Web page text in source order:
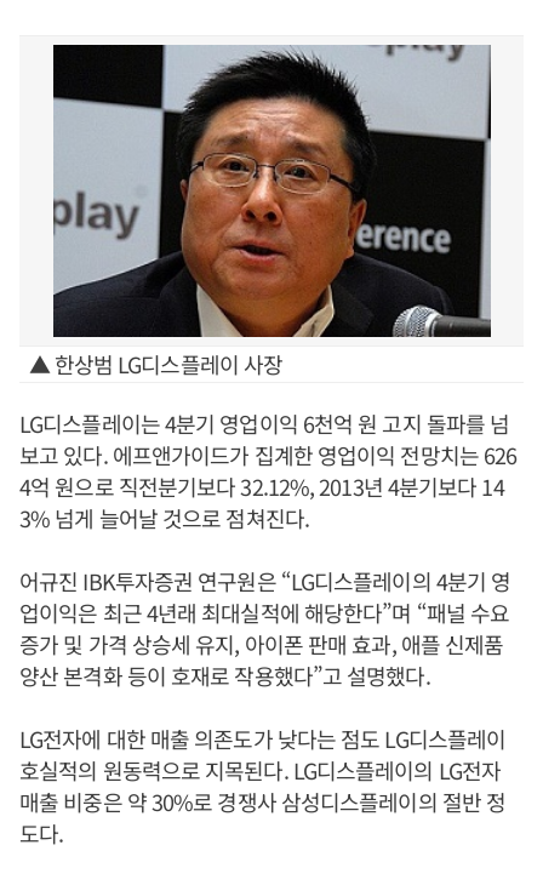
▲ 한상범 LG디스플레이 사장
LG디스플레이는 4분기 영업이익 6천억 원 고지 돌파를 넘
보고 있다. 에프앤가이드가 집계한 영업이익 전망치는 626
4억 원으로 직전분기보다 32.12%, 2013년 4분기보다 14
3% 넘게 늘어날 것으로 점쳐진다.
어규진 IBK투자증권 연구원은 “LG디스플레이의 4분기 영
업이익은 최근 4년래 최대실적에 해당한다”며 “패널 수요
증가 및 가격 상승세 유지, 아이폰 판매 효과, 애플 신제품
양산 본격화 등이 호재로 작용했다”고 설명했다.
LG전자에 대한 매출 의존도가 낮다는 점도 LG디스플레이
호실적의 원동력으로 지목된다. LG디스플레이의 LG전자
매출 비중은 약 30%로 경쟁사 삼성디스플레이의 절반 정
도다.